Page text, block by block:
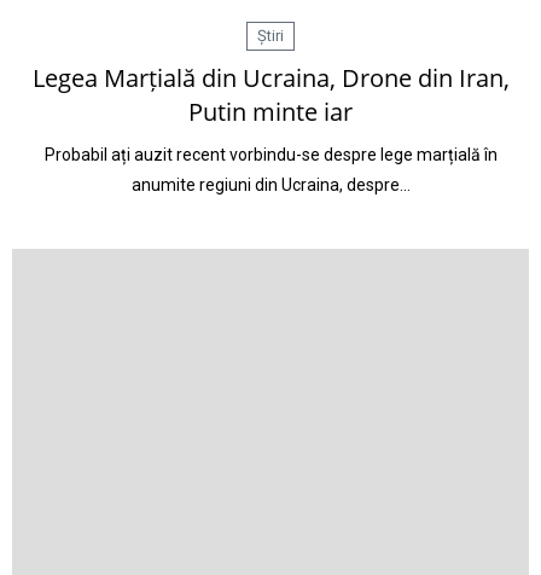
Știri
Legea Marțială din Ucraina, Drone din Iran,
Putin minte iar
Probabil ați auzit recent vorbindu-se despre lege marțială în
anumite regiuni din Ucraina, despre…